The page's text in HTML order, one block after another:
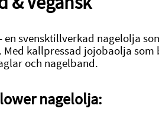
en svensktillverkad nagelolja
kallpressad jojobaolja
och nagelband.
nagelolja: